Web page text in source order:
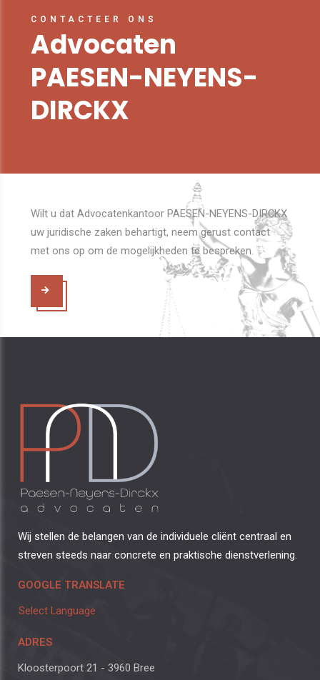
CONTACTEER ONS
Advocaten
PAESEN-NEYENS-
DIRCKX
Wilt u dat Advocatenkantoor PAESEN-NEYENS-DIRCKX
uw juridische zaken behartigt, neem gerust contact
met ons op om de mogelijkheden te bespreken.
Wij stellen de belangen van de individuele cliënt centraal en
streven steeds naar concrete en praktische dienstverlening.
GOOGLE TRANSLATE
Select Language
ADRES
Kloosterpoort 21 - 3960 Bree